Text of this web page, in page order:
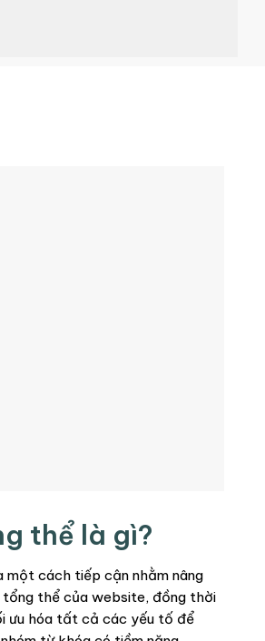
thể là gì?
một cách tiếp cận nhằm nâng
thể của website, đồng thời
ưu hóa tất cả các yếu tố để